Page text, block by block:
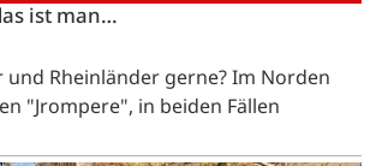
ist man…
und Rheinländer gerne? Im Norden
"Jrompere", in beiden Fällen